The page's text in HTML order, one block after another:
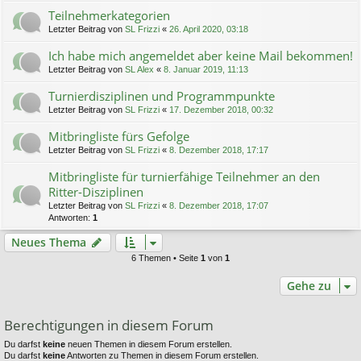
Teilnehmerkategorien
Letzter Beitrag von SL Frizzi « 26. April 2020, 03:18
Ich habe mich angemeldet aber keine Mail bekommen!
Letzter Beitrag von SL Alex « 8. Januar 2019, 11:13
Turnierdisziplinen und Programmpunkte
Letzter Beitrag von SL Frizzi « 17. Dezember 2018, 00:32
Mitbringliste fürs Gefolge
Letzter Beitrag von SL Frizzi « 8. Dezember 2018, 17:17
Mitbringliste für turnierfähige Teilnehmer an den
Ritter-Disziplinen
Letzter Beitrag von SL Frizzi « 8. Dezember 2018, 17:07
Antworten: 1
Neues Thema
6 Themen • Seite 1 von 1
Gehe zu
Berechtigungen in diesem Forum
Du darfst keine neuen Themen in diesem Forum erstellen.
Du darfst keineAntworten zu Themen in diesem Forum erstellen.